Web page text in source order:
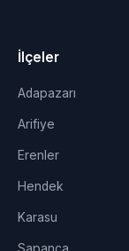
İlçeler
Adapazarı
Arifiye
Erenler
Hendek
Karasu